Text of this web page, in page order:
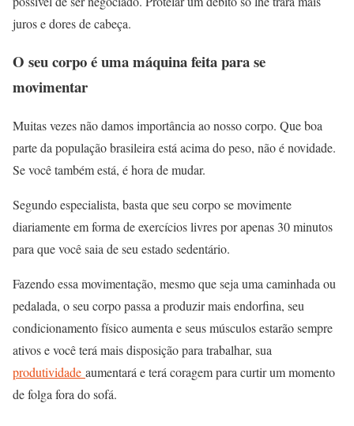
juros e dores de cabeça.
O seu corpo é uma máquina feita para se
movimentar
Muitas vezes não damos importância ao nosso corpo. Que boa
parte da população brasileira está acima do peso, não é novidade.
Se você também está, é hora de mudar.
Segundo especialista, basta que seu corpo se movimente
diariamente em forma de exercícios livres por apenas 30 minutos
para que você saia de seu estado sedentário.
Fazendo essa movimentação, mesmo que seja uma caminhada ou
pedalada, o seu corpo passa a produzir mais endorfina, seu
condicionamento físico aumenta e seus músculos estarão sempre
ativos e você terá mais disposição para trabalhar, sua
produtividade aumentará e terá coragem para curtir um momento
de folga fora do sofá.